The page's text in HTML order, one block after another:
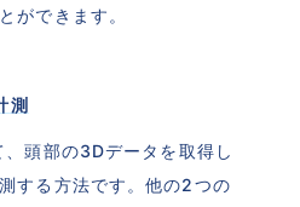
ができます。
測
頭部の3Dデータを取得し
する方法です。他の2つの